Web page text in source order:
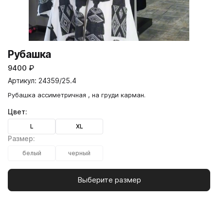
Рубашка
9400 ₽
Артикул: 24359/25.4
Рубашка ассиметричная , на груди карман.
Цвет:
L XL
Размер:
белый черный
Выберите размер